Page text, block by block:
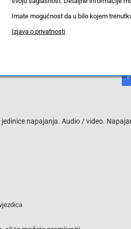
napajanja. Audio / video.
Imate mogućnost da u bilo kojem
Izjava o privatnosti